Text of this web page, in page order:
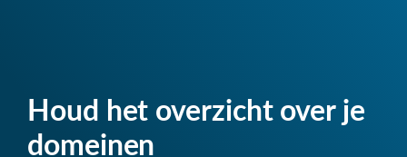
Houd het overzicht over je
domeinen